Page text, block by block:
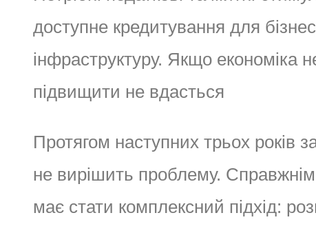
доступне кредитування для
інфраструктуру. Якщо економіка
підвищити не вдасться
Протягом наступних трьох років
не вирішить проблему.
має стати комплексний підхід: